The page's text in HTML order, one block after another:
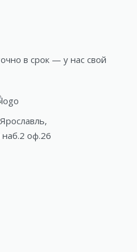
в срок — у нас свой
наб.2 оф.26